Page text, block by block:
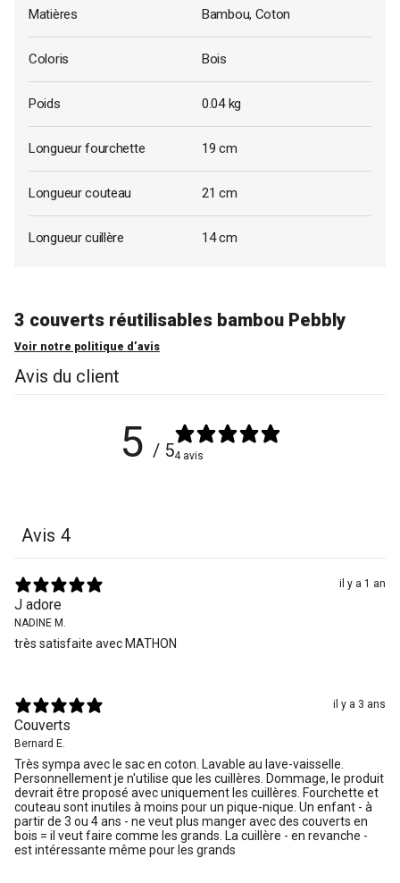
Matières Bambou, Coton
Coloris Bois
Poids 0.04 kg
Longueur fourchette 19 cm
Longueur couteau 21 cm
Longueur cuillère 14 cm
3 couverts réutilisables bambou Pebbly
Voir notre politique d’avis
Avis du client
5 / 54 avis
Avis 4
il y a 1 an
J adore
NADINE M.
très satisfaite avec MATHON
il y a 3 ans
Couverts
Bernard E.
Très sympa avec le sac en coton. Lavable au lave-vaisselle.
Personnellement je n'utilise que les cuillères. Dommage, le produit
devrait être proposé avec uniquement les cuillères. Fourchette et
couteau sont inutiles à moins pour un pique-nique. Un enfant - à
partir de 3 ou 4 ans - ne veut plus manger avec des couverts en
bois = il veut faire comme les grands. La cuillère - en revanche -
est intéressante même pour les grands